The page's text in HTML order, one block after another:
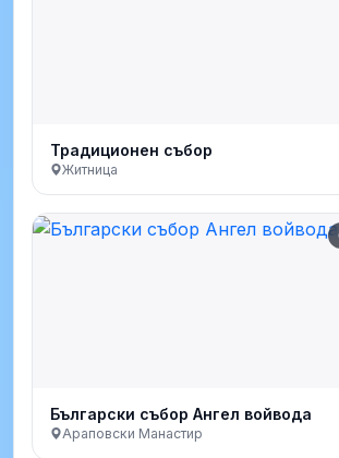
Традиционен събор
Житница
Български събор Ангел войвода
Араповски Манастир